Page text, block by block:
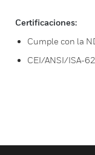
Certificaciones:
Cumple con la
CEI/ANSI/ISA-